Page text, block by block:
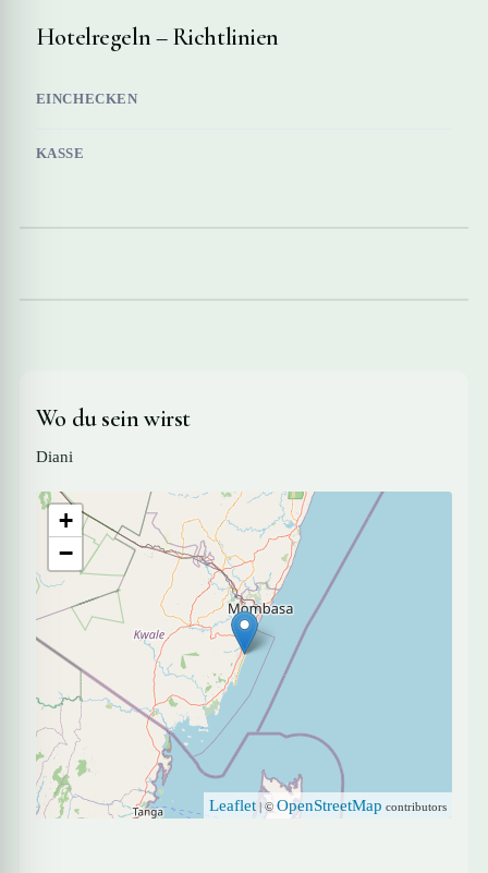
Hotelregeln – Richtlinien
EINCHECKEN
KASSE
Wo du sein wirst
Diani
+
−
Leaflet | ©OpenStreetMap contributors